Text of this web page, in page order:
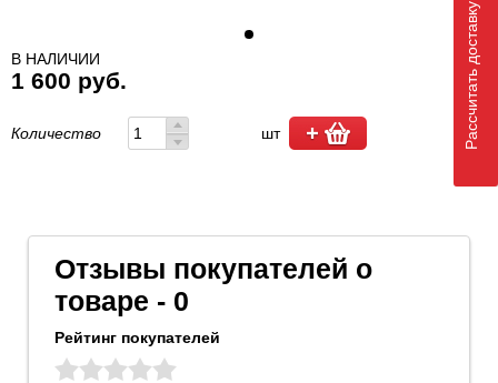
В НАЛИЧИИ
1 600 руб.
Количество шт
Отзывы покупателей о
товаре - 0
Рейтинг покупателей
Рассчитать доставку